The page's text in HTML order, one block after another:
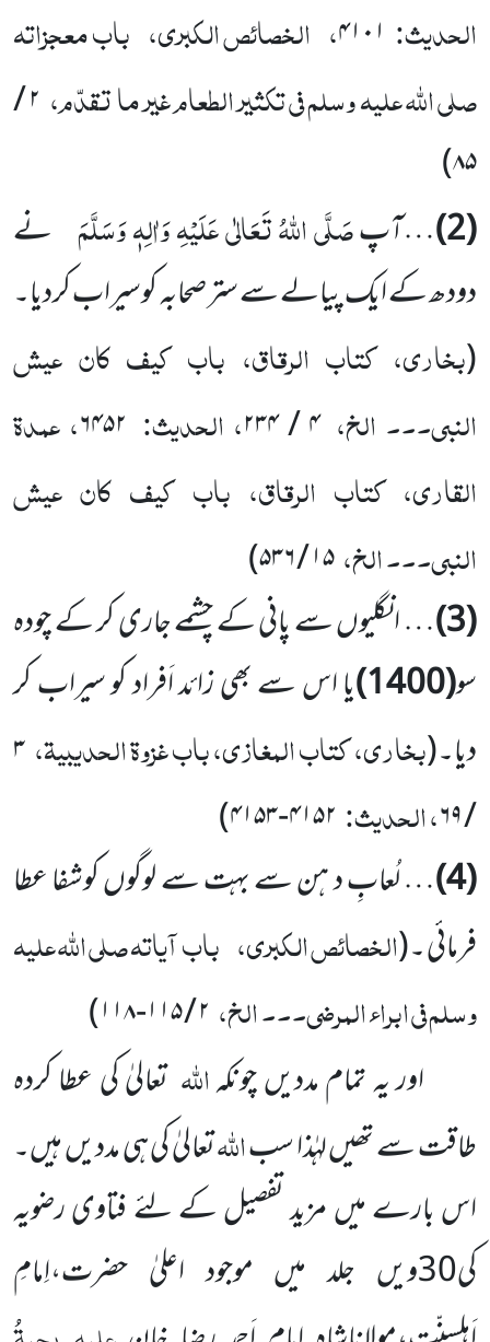
الحدیث: ۴۱۰۱، الخصائص الکبری، باب معجزاتہ
صلی اللہ علیہ وسلم فی تکثیر الطعام غیر ما تقدّم، ۲ /
۸۵)
(2) …آپصَلَّی اللہُ تَعَالٰی عَلَیْہِ وَاٰلِہٖ وَسَلَّمَ نے
دودھ کے ایک پیالے سے ستر صحابہ کوسیراب کردیا۔
(بخاری، کتاب الرقاق، باب کیف کان عیش
النبی۔۔۔ الخ، ۴ / ۲۳۴ ، الحدیث: ۶۴۵۲، عمدۃ
القاری، کتاب الرقاق، باب کیف کان عیش
النبی۔۔۔ الخ،۱۵ / ۵۳۶)
(3) … انگلیوں سے پانی کے چشمے جاری کر کے چودہ
سو(1400)
یا اس سے بھی زائد اَفراد کو سیراب کر
دیا۔(بخاری، کتاب المغازی، باب غزوۃ الحدیبیۃ،۳
/ ۶۹ ، الحدیث: ۴۱۵۲-۴۱۵۳)
(4) … لُعابِ د ہن سے بہت سے لوگوں کوشفا عطا
فرمائی ۔(الخصائص الکبری، باب آیاتہ صلی اللہ علیہ
وسلم فی ابراء المرضی۔۔۔ الخ، ۲ / ۱۱۵-۱۱۸)
اور یہ تمام مددیں چونکہاللہ تعالیٰ کی عطا کردہ
طاقت سے تھیں لہٰذا سباللہتعالیٰ کی ہی مددیں ہیں۔
اس بارے میں مزید تفصیل کے لئے فتاوی رضویہ
کی30ویں جلد میں موجود اعلیٰ حضرت،اِمامِ